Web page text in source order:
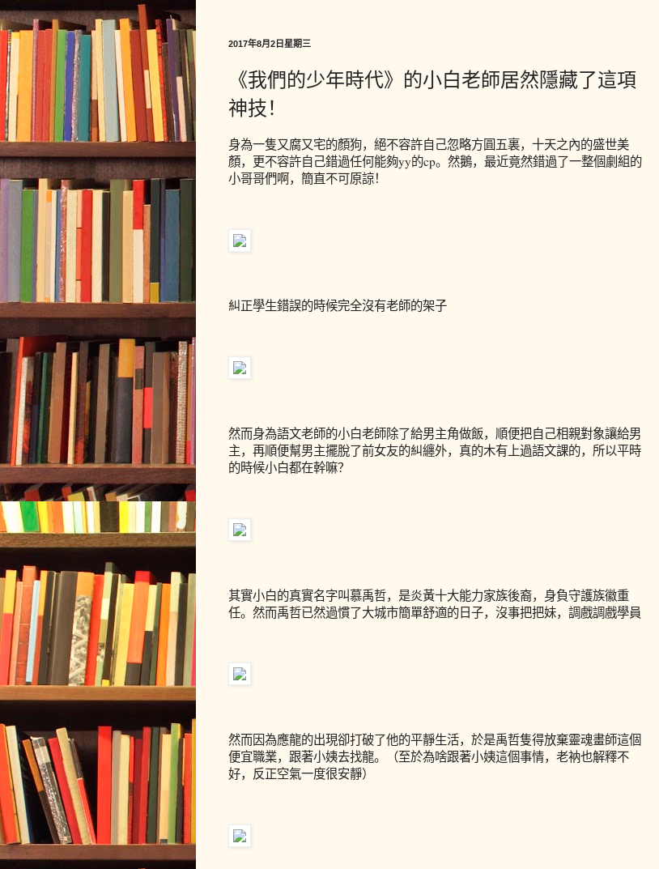
2017年8月2日星期三
《我們的少年時代》的小白老師居然隱藏了這項
神技！
身為一隻又腐又宅的顏狗，絕不容許自己忽略方圓五裏，十天之內的盛世美
顏，更不容許自己錯過任何能夠yy的cp。然鵝，最近竟然錯過了一整個劇組的
小哥哥們啊，簡直不可原諒！
糾正學生錯誤的時候完全沒有老師的架子
然而身為語文老師的小白老師除了給男主角做飯，順便把自己相親對象讓給男
主，再順便幫男主擺脫了前女友的糾纏外，真的木有上過語文課的，所以平時
的時候小白都在幹嘛？
其實小白的真實名字叫慕禹哲，是炎黃十大能力家族後裔，身負守護族徽重
任。然而禹哲已然過慣了大城市簡單舒適的日子，沒事把把妹，調戲調戲學員
然而因為應龍的出現卻打破了他的平靜生活，於是禹哲隻得放棄靈魂畫師這個
便宜職業，跟著小姨去找龍。（至於為啥跟著小姨這個事情，老衲也解釋不
好，反正空氣一度很安靜）